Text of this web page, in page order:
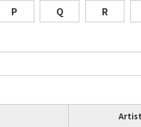
P Q R
Artist